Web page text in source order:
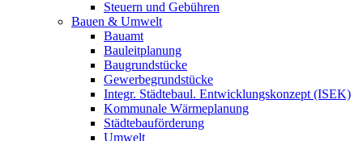
Steuern und Gebühren
Bauen & Umwelt
Bauamt
Bauleitplanung
Baugrundstücke
Gewerbegrundstücke
Integr. Städtebaul. Entwicklungskonzept (ISEK)
Kommunale Wärmeplanung
Städtebauförderung
Umwelt